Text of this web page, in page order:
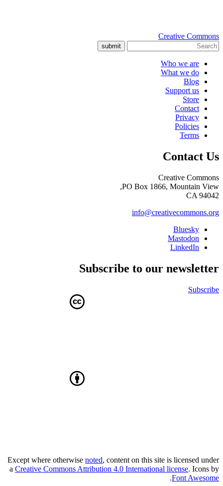
Creative Commons
submit
Who we are
What we do
Blog
Support us
Store
Contact
Privacy
Policies
Terms
Contact Us
Creative Commons
PO Box 1866, Mountain View,
CA 94042
info@creativecommons.org
Bluesky
Mastodon
LinkedIn
Subscribe to our newsletter
Subscribe
Except where otherwise noted, content on this site is licensed under
a Creative Commons Attribution 4.0 International license. Icons by
Font Awesome
.